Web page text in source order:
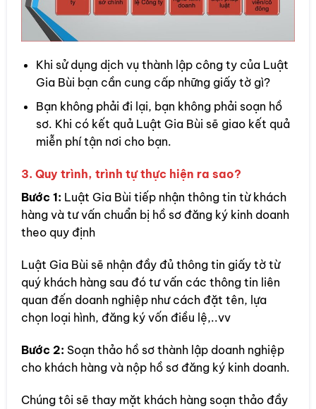
Khi sử dụng dịch vụ thành lập công ty của Luật
Gia Bùi bạn cần cung cấp những giấy tờ gì?
Bạn không phải đi lại, bạn không phải soạn hồ
sơ. Khi có kết quả Luật Gia Bùi sẽ giao kết quả
miễn phí tận nơi cho bạn.
3. Quy trình, trình tự thực hiện ra sao?
Bước 1: Luật Gia Bùi tiếp nhận thông tin từ khách
hàng và tư vấn chuẩn bị hồ sơ đăng ký kinh doanh
theo quy định
Luật Gia Bùi sẽ nhận đầy đủ thông tin giấy tờ từ
quý khách hàng sau đó tư vấn các thông tin liên
quan đến doanh nghiệp như cách đặt tên, lựa
chọn loại hình, đăng ký vốn điều lệ,..vv
Bước 2: Soạn thảo hồ sơ thành lập doanh nghiệp
cho khách hàng và nộp hồ sơ đăng ký kinh doanh.
Chúng tôi sẽ thay mặt khách hàng soạn thảo đầy